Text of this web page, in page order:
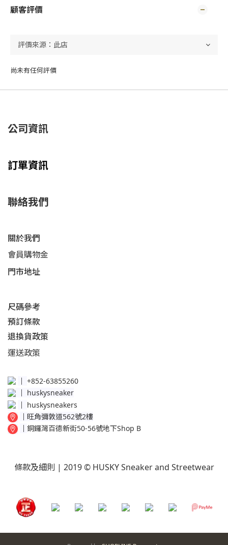
顧客評價
尚未有任何評價
公司資訊
訂單資訊
聯絡我們
關於我們
會員購物金
門市地址
尺碼參考
預訂條款
退換貨政策​
運送政策​
│ +852-63855260
huskysneaker
│ huskysneakers
│ 旺角彌敦道562號2樓
│ 銅鑼灣百德新街50-56號地下Shop B
條款及細則 | 2019 © HUSKY Sneaker and Streetwear